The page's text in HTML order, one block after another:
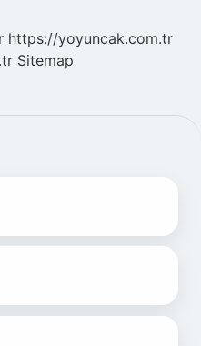
https://yoyuncak.com.tr
Sitemap